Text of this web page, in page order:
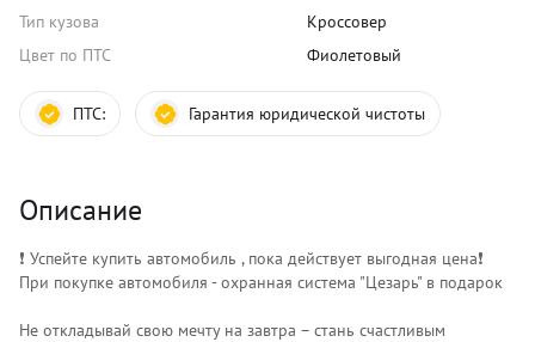
Тип кузова
Кроссовер
Цвет по ПТС
Фиолетовый
ПТС: Гарантия юридической чистоты
Описание
❗️ Успейте купить автомобиль , пока действует выгодная цена❗️
При покупке автомобиля - охранная система "Цезарь" в подарок
Не откладывай свою мечту на завтра – стань счастливым